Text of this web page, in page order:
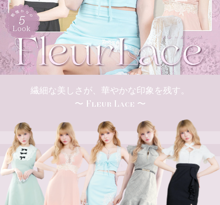
繊細な美しさが、華やかな印象を残す。
〜 Fleur Lace 〜